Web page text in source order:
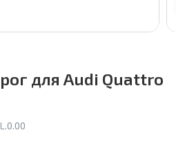
для Audi Quattro